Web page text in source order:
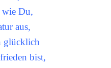
wie Du,
aus,
bist,